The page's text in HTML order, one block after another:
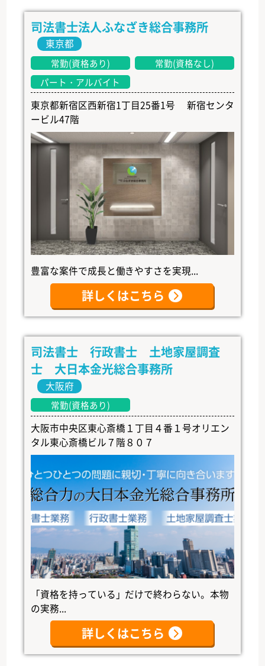
司法書士法人ふなざき総合事務所
東京都
常勤(資格あり)
常勤(資格なし)
パート・アルバイト
東京都新宿区西新宿1丁目25番1号 新宿センタ
ービル47階
豊富な案件で成長と働きやすさを実現...
詳しくはこちら
司法書士 行政書士 土地家屋調査
士 大日本金光総合事務所
大阪府
常勤(資格あり)
大阪市中央区東心斎橋１丁目４番１号オリエン
タル東心斎橋ビル７階８０７
「資格を持っている」だけで終わらない。本物
の実務...
詳しくはこちら